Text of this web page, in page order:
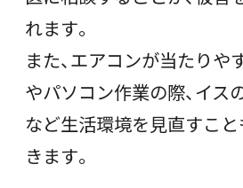
れます。
また、エアコンが当たりや
やパソコン作業の際、イス
など生活環境を見直すこ
きます。